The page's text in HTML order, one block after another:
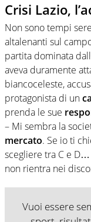
Crisi Lazio,
Non sono tempi
altalenanti sul
partita dominata
aveva duramente
biancoceleste,
protagonista di un
prenda le sue
– Mi sembra la
mercato. Se io ti
scegliere tra C e
non rientra nei
Vuoi essere